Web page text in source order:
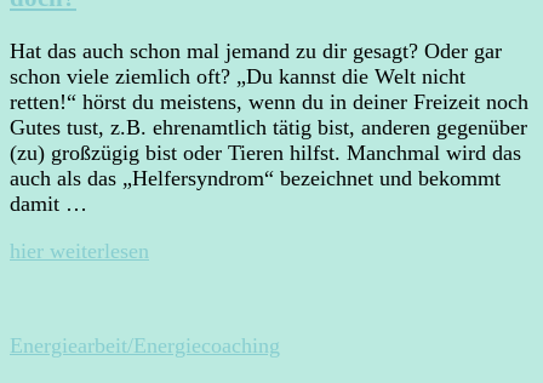
Hat das auch schon mal jemand zu dir gesagt? Oder gar
schon viele ziemlich oft? „Du kannst die Welt nicht
retten!“ hörst du meistens, wenn du in deiner Freizeit noch
Gutes tust, z.B. ehrenamtlich tätig bist, anderen gegenüber
(zu) großzügig bist oder Tieren hilfst. Manchmal wird das
auch als das „Helfersyndrom“ bezeichnet und bekommt
damit …
hier weiterlesen
Energiearbeit/Energiecoaching